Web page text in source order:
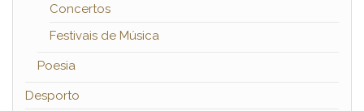
Concertos
Festivais de Música
Poesia
Desporto